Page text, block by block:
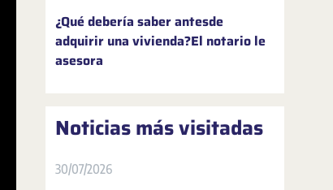
¿Qué debería saber antesde
adquirir una vivienda?El notario le
asesora
Noticias más visitadas
30/07/2026